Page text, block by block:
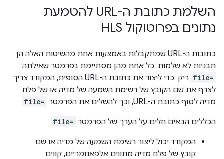
השלמת כתובת ה-URL להטמעת
נתונים בפרוטוקול HLS
כתובות ה-URL שמתקבלות באמצעות אחת מהשיטות האלה הן
תבניות לא שלמות. כל אחת מהן מסתיימת בפרמטר שאילתה
file=
ריק. כדי ליצור את כתובת ה-URL הסופית, המקודד צריך
לצרף את שם הקובץ של רשימת השמעה של מדיה או של פלח
מדיה לסוף כתובת ה-URL, וכך להשלים את הפרמטר
file=
.
הכללים הבאים חלים על הערך של הפרמטר file=
:
המקודד יכול ליצור רשימת השמעה של מדיה או שם
קובץ של פלח מדיה מתווים אלפאנומריים, קווים